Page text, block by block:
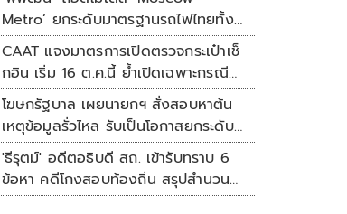
Metro’ ยกระดับมาตรฐานรถไฟไทยทั้ง
ระบบ
CAAT แจงมาตรการเปิดตรวจกระเป๋าเช็
กอิน เริ่ม 16 ต.ค.นี้ ย้ำเปิดเฉพาะกรณี
ต้องสงสัย
โฆษกรัฐบาล เผยนายกฯ สั่งสอบหาต้น
เหตุข้อมูลรั่วไหล รับเป็นโอกาสยกระดับ
ความมั่นคงปลอดภัยข้อมูลภาครัฐทั้ง
ระบบ
'ธีรุตม์' อดีตอธิบดี สถ. เข้ารับทราบ 6
ข้อหา คดีโกงสอบท้องถิ่น สรุปสำนวน
ส่ง ป.ป.ช. สัปดาห์หน้า